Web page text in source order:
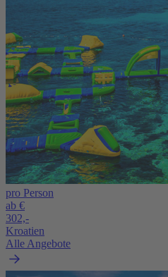
pro Person
ab €
302,-
Kroatien
Alle Angebote